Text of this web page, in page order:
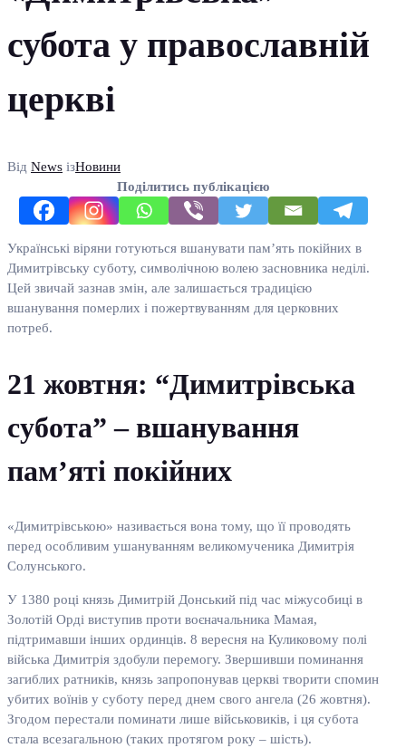
субота у православній
церкві
Від News ізНовини
Поділитись публікацією
Українські віряни готуються вшанувати пам’ять покійних в
Димитрівську суботу, символічною волею засновника неділі.
Цей звичай зазнав змін, але залишається традицією
вшанування померлих і пожертвуванням для церковних
потреб.
21 жовтня: “Димитрівська
субота” – вшанування
пам’яті покійних
«Димитрівською» називається вона тому, що її проводять
перед особливим ушануванням великомученика Димитрія
Солунського.
У 1380 році князь Димитрій Донський під час міжусобиці в
Золотій Орді виступив проти воєначальника Мамая,
підтримавши інших ординців. 8 вересня на Куликовому полі
війська Димитрія здобули перемогу. Звершивши поминання
загиблих ратників, князь запропонував церкві творити спомин
убитих воїнів у суботу перед днем свого ангела (26 жовтня).
Згодом перестали поминати лише військовиків, і ця субота
стала всезагальною (таких протягом року – шість).